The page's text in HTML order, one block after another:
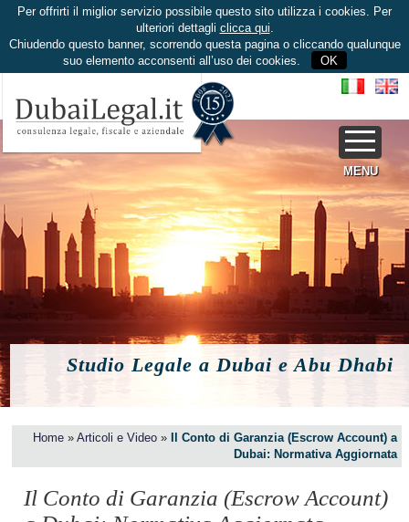
Per offrirti il miglior servizio possibile questo sito utilizza i cookies. Per
ulteriori dettagli clicca qui.
Chiudendo questo banner, scorrendo questa pagina o cliccando qualunque
suo elemento acconsenti all’uso dei cookies.
OK
MENU
Studio Legale a Dubai e Abu Dhabi
Home »Articoli e Video »Il Conto di Garanzia (Escrow Account) a
Dubai: Normativa Aggiornata
Il Conto di Garanzia (Escrow Account)